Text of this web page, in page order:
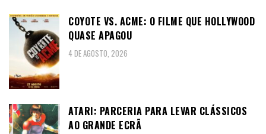
COYOTE VS. ACME: O FILME QUE HOLLYWOOD
QUASE APAGOU
4 DE AGOSTO, 2026
ATARI: PARCERIA PARA LEVAR CLÁSSICOS
AO GRANDE ECRÃ